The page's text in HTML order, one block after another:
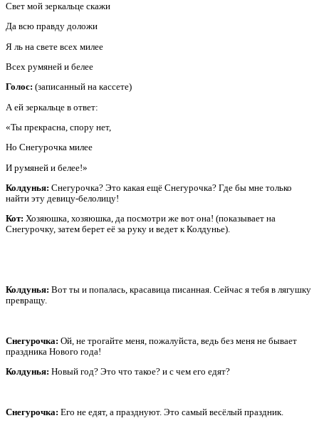
Свет мой зеркальце скажи
Да всю правду доложи
Я ль на свете всех милее
Всех румяней и белее
Голос: (записанный на кассете)
А ей зеркальце в ответ:
«Ты прекрасна, спору нет,
Но Снегурочка милее
И румяней и белее!»
Колдунья: Снегурочка? Это какая ещё Снегурочка? Где бы мне только
найти эту девицу-белолицу!
Кот: Хозяюшка, хозяюшка, да посмотри же вот она! (показывает на
Снегурочку, затем берет её за руку и ведет к Колдунье).
Колдунья: Вот ты и попалась, красавица писанная. Сейчас я тебя в лягушку
превращу.
Снегурочка: Ой, не трогайте меня, пожалуйста, ведь без меня не бывает
праздника Нового года!
Колдунья: Новый год? Это что такое? и с чем его едят?
Снегурочка: Его не едят, а празднуют. Это самый весёлый праздник.